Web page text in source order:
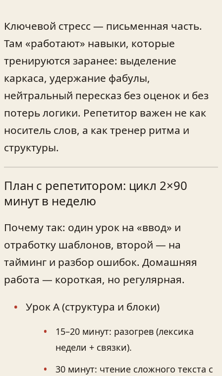
Ключевой стресс — письменная часть.
Там «работают» навыки, которые
тренируются заранее: выделение
каркаса, удержание фабулы,
нейтральный пересказ без оценок и без
потерь логики. Репетитор важен не как
носитель слов, а как тренер ритма и
структуры.
План с репетитором: цикл 2×90
минут в неделю
Почему так: один урок на «ввод» и
отработку шаблонов, второй — на
тайминг и разбор ошибок. Домашняя
работа — короткая, но регулярная.
Урок A (структура и блоки)
15–20 минут: разогрев (лексика
недели + связки).
30 минут: чтение сложного текста с